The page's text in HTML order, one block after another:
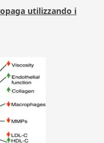
utilizzando i